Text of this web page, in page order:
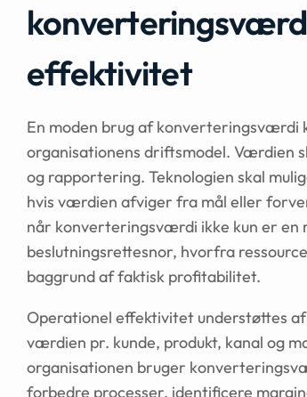
effektivitet
En moden brug af
organisationens driftsmodel. Værdien
og rapportering. Teknologien skal
hvis værdien afviger fra mål eller
når konverteringsværdi ikke kun er
beslutningsrettesnor, hvorfra
baggrund af faktisk profitabilitet.
Operationel effektivitet understøttes
værdien pr. kunde, produkt, kanal og
organisationen bruger
forbedre processer, identificere